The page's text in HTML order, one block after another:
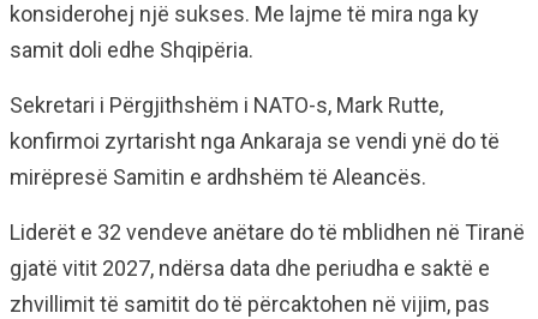
konsiderohej një sukses. Me lajme të mira nga ky
samit doli edhe Shqipëria.
Sekretari i Përgjithshëm i NATO-s, Mark Rutte,
konfirmoi zyrtarisht nga Ankaraja se vendi ynë do të
mirëpresë Samitin e ardhshëm të Aleancës.
Liderët e 32 vendeve anëtare do të mblidhen në Tiranë
gjatë vitit 2027, ndërsa data dhe periudha e saktë e
zhvillimit të samitit do të përcaktohen në vijim, pas